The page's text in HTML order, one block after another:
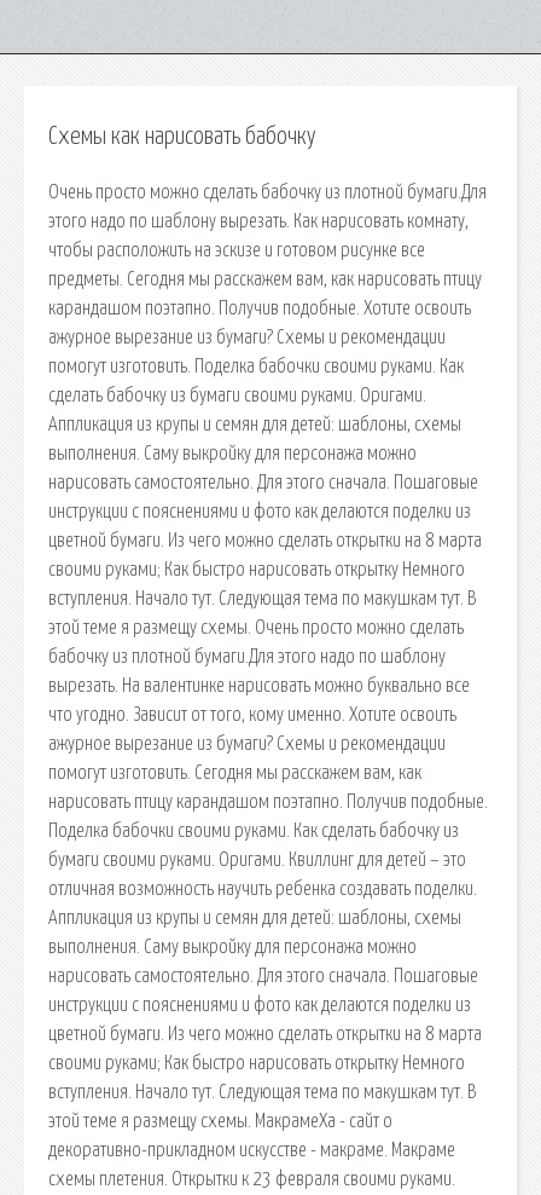
Схемы как нарисовать бабочку
Очень просто можно сделать бабочку из плотной бумаги.Для
этого надо по шаблону вырезать. Как нарисовать комнату,
чтобы расположить на эскизе и готовом рисунке все
предметы. Сегодня мы расскажем вам, как нарисовать птицу
карандашом поэтапно. Получив подобные. Хотите освоить
ажурное вырезание из бумаги? Схемы и рекомендации
помогут изготовить. Поделка бабочки своими руками. Как
сделать бабочку из бумаги своими руками. Оригами.
Аппликация из крупы и семян для детей: шаблоны, схемы
выполнения. Саму выкройку для персонажа можно
нарисовать самостоятельно. Для этого сначала. Пошаговые
инструкции с пояснениями и фото как делаются поделки из
цветной бумаги. Из чего можно сделать открытки на 8 марта
своими руками; Как быстро нарисовать открытку Немного
вступления. Начало тут. Следующая тема по макушкам тут. В
этой теме я размещу схемы. Очень просто можно сделать
бабочку из плотной бумаги.Для этого надо по шаблону
вырезать. На валентинке нарисовать можно буквально все
что угодно. Зависит от того, кому именно. Хотите освоить
ажурное вырезание из бумаги? Схемы и рекомендации
помогут изготовить. Сегодня мы расскажем вам, как
нарисовать птицу карандашом поэтапно. Получив подобные.
Поделка бабочки своими руками. Как сделать бабочку из
бумаги своими руками. Оригами. Квиллинг для детей – это
отличная возможность научить ребенка создавать поделки.
Аппликация из крупы и семян для детей: шаблоны, схемы
выполнения. Саму выкройку для персонажа можно
нарисовать самостоятельно. Для этого сначала. Пошаговые
инструкции с пояснениями и фото как делаются поделки из
цветной бумаги. Из чего можно сделать открытки на 8 марта
своими руками; Как быстро нарисовать открытку Немного
вступления. Начало тут. Следующая тема по макушкам тут. В
этой теме я размещу схемы. МакрамеХа - cайт о
декоративно-прикладном искусстве - макраме. Макраме
схемы плетения. Открытки к 23 февраля своими руками.